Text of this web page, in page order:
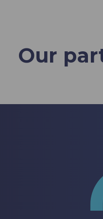
Our